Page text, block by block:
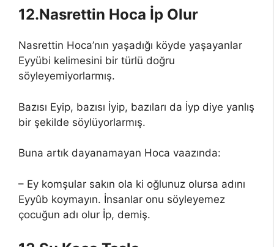
12.Nasrettin Hoca İp Olur
Nasrettin Hoca’nın yaşadığı köyde yaşayanlar
Eyyübi kelimesini bir türlü doğru
söyleyemiyorlarmış.
Bazısı Eyip, bazısı İyip, bazıları da İyp diye yanlış
bir şekilde söylüyorlarmış.
Buna artık dayanamayan Hoca vaazında:
– Ey komşular sakın ola ki oğlunuz olursa adını
Eyyûb koymayın. İnsanlar onu söyleyemez
çocuğun adı olur İp, demiş.